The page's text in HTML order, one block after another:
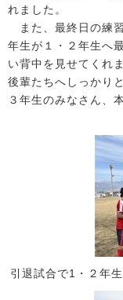
れました。
また、最終日の練
年生が１・２年生へ
い背中を見せてくれ
後輩たちへしっかり
３年生のみなさん、
引退試合で1・２年